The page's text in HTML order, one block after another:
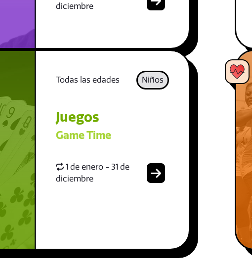
diciembre
Todas las edades Niños
Juegos
Game Time
1 de enero - 31 de
diciembre